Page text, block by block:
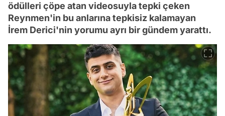
ödülleri çöpe atan videosuyla tepki çeken
Reynmen'in bu anlarına tepkisiz kalamayan
İrem Derici'nin yorumu ayrı bir gündem yarattı.